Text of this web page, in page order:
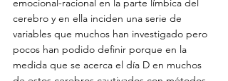
emocional-racional en la parte límbica del
cerebro y en ella inciden una serie de
variables que muchos han investigado pero
pocos han podido definir porque en la
medida que se acerca el día D en muchos